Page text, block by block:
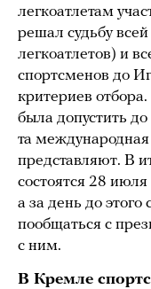
легкоатлетам
решал судьбу
легкоатлетов) и
спортсменов до
критериев
была допустить
та
представляют. В
состоятся 28
а за день до
пообщаться с
с ним.
В Кремле